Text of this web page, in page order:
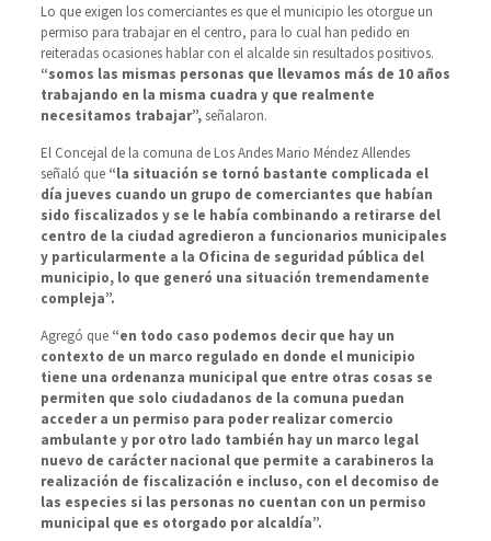
Lo que exigen los comerciantes es que el municipio les otorgue un
permiso para trabajar en el centro, para lo cual han pedido en
reiteradas ocasiones hablar con el alcalde sin resultados positivos.
“somos las mismas personas que llevamos más de 10 años
trabajando en la misma cuadra y que realmente
necesitamos trabajar”,señalaron.
El Concejal de la comuna de Los Andes Mario Méndez Allendes
señaló que “la situación se tornó bastante complicada el
día jueves cuando un grupo de comerciantes que habían
sido fiscalizados y se le había combinando a retirarse del
centro de la ciudad agredieron a funcionarios municipales
y particularmente a la Oficina de seguridad pública del
municipio, lo que generó una situación tremendamente
compleja”.
Agregó que“en todo caso podemos decir que hay un
contexto de un marco regulado en donde el municipio
tiene una ordenanza municipal que entre otras cosas se
permiten que solo ciudadanos de la comuna puedan
acceder a un permiso para poder realizar comercio
ambulante y por otro lado también hay un marco legal
nuevo de carácter nacional que permite a carabineros la
realización de fiscalización e incluso, con el decomiso de
las especies si las personas no cuentan con un permiso
municipal que es otorgado por alcaldía”.